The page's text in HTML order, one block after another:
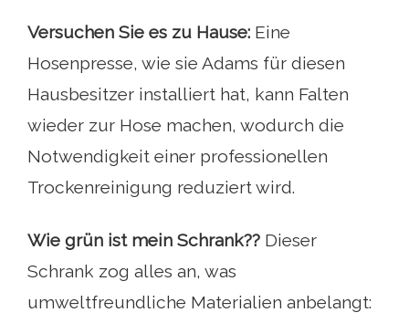
Versuchen Sie es zu Hause: Eine
Hosenpresse, wie sie Adams für diesen
Hausbesitzer installiert hat, kann Falten
wieder zur Hose machen, wodurch die
Notwendigkeit einer professionellen
Trockenreinigung reduziert wird.
Wie grün ist mein Schrank?? Dieser
Schrank zog alles an, was
umweltfreundliche Materialien anbelangt: